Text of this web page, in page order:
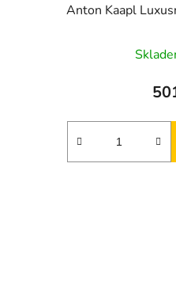
Anton Kaapl